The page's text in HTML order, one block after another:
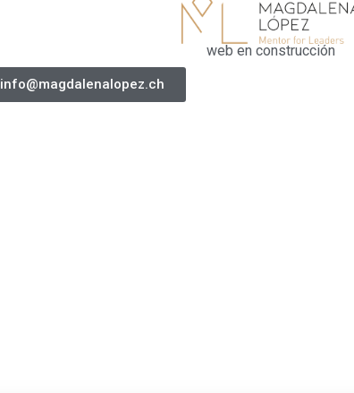
web en construcción
info@magdalenalopez.ch